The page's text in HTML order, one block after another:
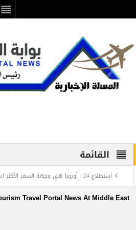
القائمة
استطلاع 24 : أوروبا هي وجهة السفر
لمؤشر السياحة الهادفة
Travel Portal News At Middle East